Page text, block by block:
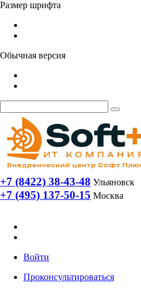
Размер шрифта
Обычная версия
+7 (8422) 38-43-48 Ульяновск
+7 (495) 137-50-15 Москва
Войти
Проконсультироваться